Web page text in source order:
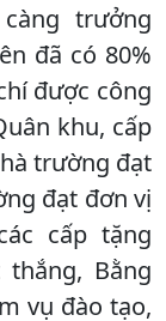
trưởng
đã có 80%
được công
khu, cấp
trường đạt
đạt đơn vị
cấp tặng
Bằng
vụ đào tạo,